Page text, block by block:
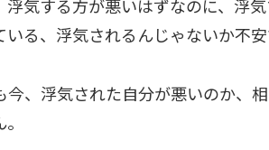
浮気する方が悪いはずなのに、浮
いる、浮気されるんじゃないか不
今、浮気された自分が悪いのか、